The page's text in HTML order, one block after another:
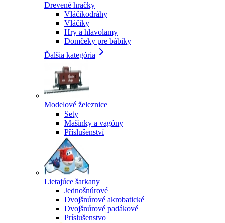
Drevené hračky
Vláčikodráhy
Vláčiky
Hry a hlavolamy
Domčeky pre bábiky
Ďalšia kategória
Modelové železnice
Sety
Mašinky a vagóny
Příslušenství
Lietajúce šarkany
Jednošnúrové
Dvojšnúrové akrobatické
Dvojšnúrové padákové
Príslušenstvo